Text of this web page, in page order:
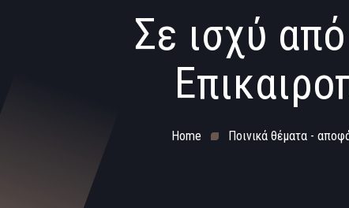
Σε ισχύ
Home Ποινικά θέματα -